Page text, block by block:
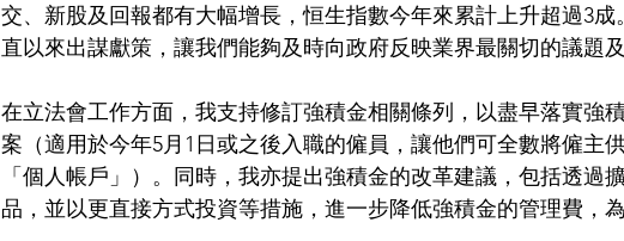
交、新股及回報都有大幅增長，恒生指數今年來累計上升超過3
直以來出謀獻策，讓我們能夠及時向政府反映業界最關切的議題及
在立法會工作方面，我支持修訂強積金相關條列，以盡早落實強
案（適用於今年5月1日或之後入職的僱員，讓他們可全數將僱主
「個人帳戶」）。同時，我亦提出強積金的改革建議，包括透過
品，並以更直接方式投資等措施，進一步降低強積金的管理費，